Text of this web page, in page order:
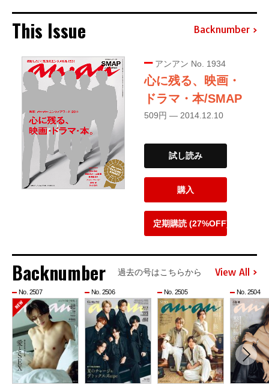
This Issue Backnumber
アンアン No. 1934
心に残る、映画・
ドラマ・本/SMAP
509円 — 2014.12.10
試し読み
購入
定期購読 (27%OFF)
Backnumber 過去の号はこちらから View All
No. 2507 No. 2506 No. 2505 No. 2504